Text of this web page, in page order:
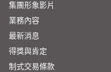
集團形象影片
業務內容
最新消息
得獎與肯定
制式交易條款